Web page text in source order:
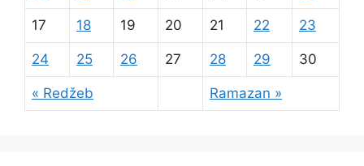
« Redžeb Ramazan »
17 18 19 20 21 22 23
24 25 26 27 28 29 30